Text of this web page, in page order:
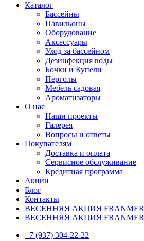
Каталог
Бассейны
Павильоны
Оборудование
Аксессуары
Уход за бассейном
Дезинфекция воды
Бочки и Купели
Перголы
Мебель садовая
Ароматизаторы
О нас
Наши проекты
Галерея
Вопросы и ответы
Покупателям
Доставка и оплата
Сервисное обслуживание
Кредитная программа
Акции
Блог
Контакты
ВЕСЕННЯЯ АКЦИЯ FRANMER
ВЕСЕННЯЯ АКЦИЯ FRANMER
+7 (937) 304-22-22